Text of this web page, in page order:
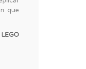
que
LEGO